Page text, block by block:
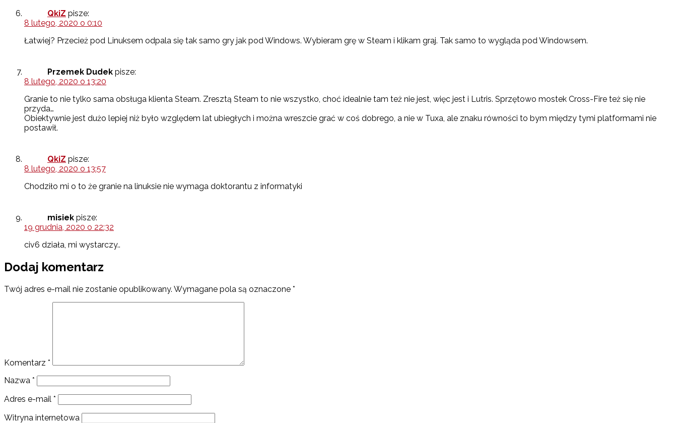
QkiZ pisze:
8 lutego, 2020 o 0:10
Łatwiej? Przecież pod Linuksem odpala się tak samo gry jak pod Windows. Wybieram grę w Steam i klikam graj. Tak samo to wygląda pod Windowsem.
Przemek Dudek pisze:
8 lutego, 2020 o 13:20
Granie to nie tylko sama obsługa klienta Steam. Zresztą Steam to nie wszystko, choć idealnie tam też nie jest, więc jest i Lutris. Sprzętowo mostek Cross-Fire też się nie
przyda…
Obiektywnie jest dużo lepiej niż było względem lat ubiegłych i można wreszcie grać w coś dobrego, a nie w Tuxa, ale znaku równości to bym między tymi platformami nie
postawił.
QkiZ pisze:
8 lutego, 2020 o 13:57
Chodziło mi o to że granie na linuksie nie wymaga doktorantu z informatyki
misiek pisze:
19 grudnia, 2020 o 22:32
civ6 działa, mi wystarczy..
Dodaj komentarz
Twój adres e-mail nie zostanie opublikowany. Wymagane pola są oznaczone *
Komentarz *
Nazwa *
Adres e-mail *
Witryna internetowa